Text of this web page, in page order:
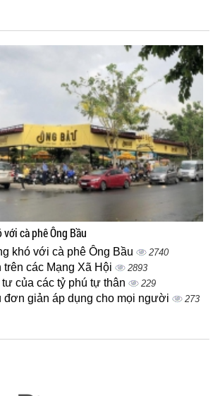
cà phê Ông Bầu
khó với cà phê Ông Bầu 2740
trên các Mạng Xã Hội 2893
của các tỷ phú tự thân 229
đơn giản áp dụng cho mọi người 273